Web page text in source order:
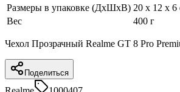
Размеры в упаковке (ДхШхВ) 20 x 12 x 6
Вес
400 г
Чехол Прозрачный Realme GT 8 Pro
Поделиться